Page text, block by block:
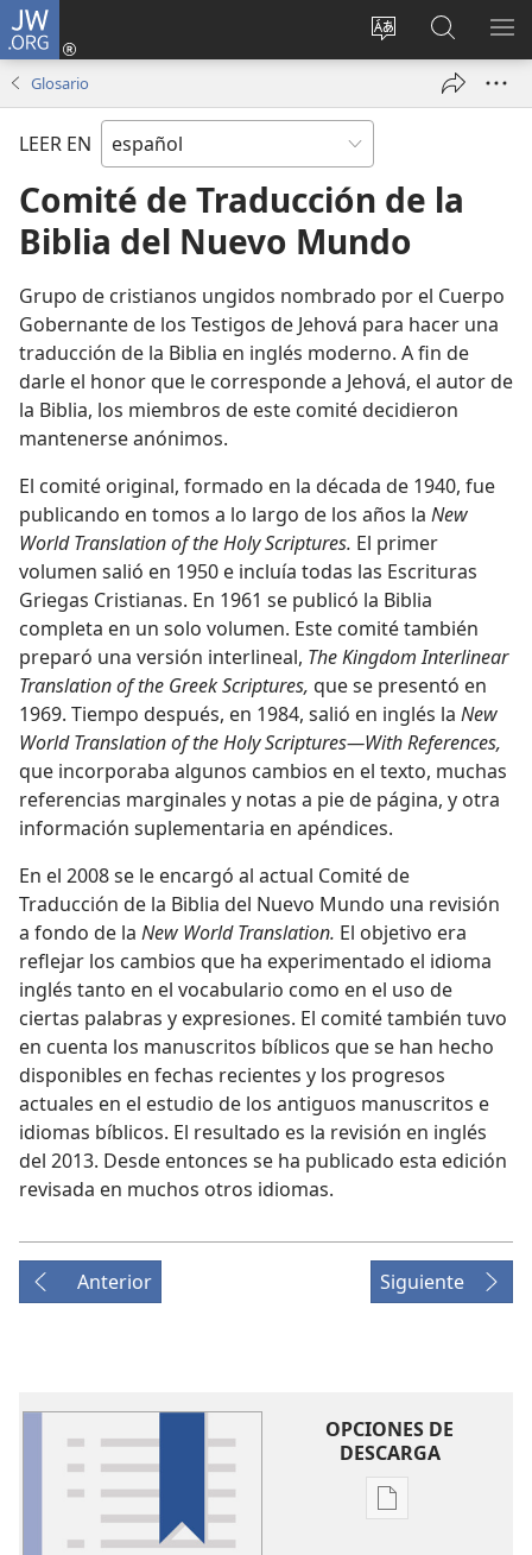
JW.ORG
Cambiar
del sitio
Iniciar
sesión
nueva
en
jw.org
Glosario
LEER EN
Comité de Traducción de la
Biblia del Nuevo Mundo
Grupo de cristianos ungidos nombrado por el Cuerpo
Gobernante de los Testigos de Jehová para hacer una
traducción de la Biblia en inglés moderno. A fin de
darle el honor que le corresponde a Jehová, el autor de
la Biblia, los miembros de este comité decidieron
mantenerse anónimos.
El comité original, formado en la década de 1940, fue
publicando en tomos a lo largo de los años la New
World Translation of the Holy Scriptures. El primer
volumen salió en 1950 e incluía todas las Escrituras
Griegas Cristianas. En 1961 se publicó la Biblia
completa en un solo volumen. Este comité también
preparó una versión interlineal, The Kingdom Interlinear
Translation of the Greek Scriptures, que se presentó en
1969. Tiempo después, en 1984, salió en inglés la New
World Translation of the Holy Scriptures​—With References,
que incorporaba algunos cambios en el texto, muchas
referencias marginales y notas a pie de página, y otra
información suplementaria en apéndices.
En el 2008 se le encargó al actual Comité de
Traducción de la Biblia del Nuevo Mundo una revisión
a fondo de la New World Translation. El objetivo era
reflejar los cambios que ha experimentado el idioma
inglés tanto en el vocabulario como en el uso de
ciertas palabras y expresiones. El comité también tuvo
en cuenta los manuscritos bíblicos que se han hecho
disponibles en fechas recientes y los progresos
actuales en el estudio de los antiguos manuscritos e
idiomas bíblicos. El resultado es la revisión en inglés
del 2013. Desde entonces se ha publicado esta edición
revisada en muchos otros idiomas.
Anterior Siguiente
OPCIONES DE
DESCARGA
Opciones